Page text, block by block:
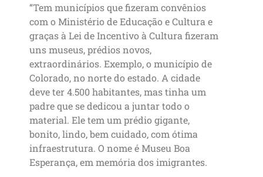
“Tem municípios que fizeram convênios
com o Ministério de Educação e Cultura e
graças à Lei de Incentivo à Cultura fizeram
uns museus, prédios novos,
extraordinários. Exemplo, o município de
Colorado, no norte do estado. A cidade
deve ter 4.500 habitantes, mas tinha um
padre que se dedicou a juntar todo o
material. Ele tem um prédio gigante,
bonito, lindo, bem cuidado, com ótima
infraestrutura. O nome é Museu Boa
Esperança, em memória dos imigrantes.